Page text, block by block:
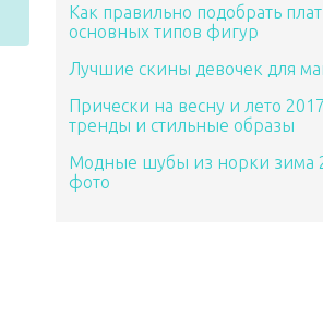
Как правильно подобрать
основных типов фигур
Лучшие скины девочек для
Прически на весну и лето
тренды и стильные образы
Модные шубы из норки зима
фото